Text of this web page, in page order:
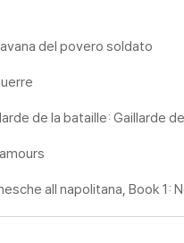
del povero soldato
de la bataille: Gaillarde
all napolitana, Book